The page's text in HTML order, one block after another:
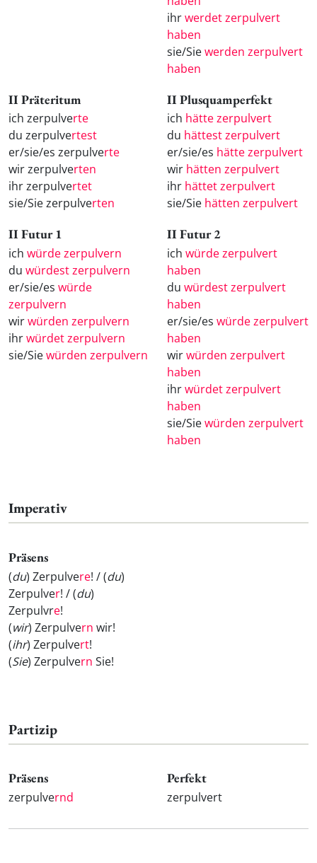
ihrwerdet zerpulvert
haben
sie/Siewerden zerpulvert
haben
II Präteritum
ich zerpulverte
du zerpulvertest
er/sie/es zerpulverte
wir zerpulverten
ihr zerpulvertet
sie/Sie zerpulverten
II Plusquamperfekt
ich hätte zerpulvert
du hättest zerpulvert
er/sie/es hätte zerpulvert
wir hätten zerpulvert
ihr hättet zerpulvert
sie/Sie hätten zerpulvert
II Futur 1
ich würde zerpulvern
du würdest zerpulvern
er/sie/es würde
zerpulvern
wirwürden zerpulvern
ihrwürdet zerpulvern
sie/Siewürden zerpulvern
II Futur 2
ich würde zerpulvert
haben
du würdest zerpulvert
haben
er/sie/es würde zerpulvert
haben
wirwürden zerpulvert
haben
ihrwürdet zerpulvert
haben
sie/Siewürden zerpulvert
haben
Imperativ
Präsens
(du) Zerpulvere! / (du)
Zerpulver! / (du)
Zerpulvre!
(wir) Zerpulvern wir!
(ihr) Zerpulvert!
(Sie) Zerpulvern Sie!
Partizip
Präsens
zerpulvernd
Perfekt
zerpulvert